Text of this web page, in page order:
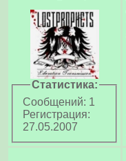
Статистика:
Сообщений: 1
Регистрация:
27.05.2007